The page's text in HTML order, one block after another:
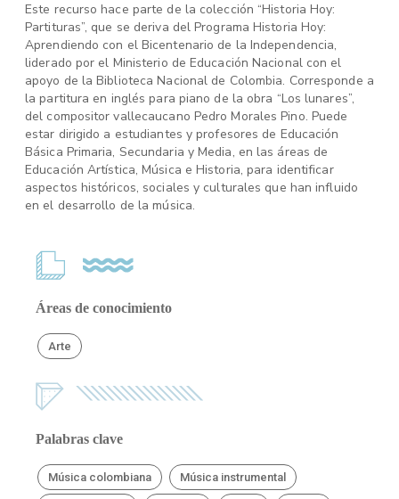
Este recurso hace parte de la colección “Historia Hoy:
Partituras”, que se deriva del Programa Historia Hoy:
Aprendiendo con el Bicentenario de la Independencia,
liderado por el Ministerio de Educación Nacional con el
apoyo de la Biblioteca Nacional de Colombia. Corresponde a
la partitura en inglés para piano de la obra “Los lunares”,
del compositor vallecaucano Pedro Morales Pino. Puede
estar dirigido a estudiantes y profesores de Educación
Básica Primaria, Secundaria y Media, en las áreas de
Educación Artística, Música e Historia, para identificar
aspectos históricos, sociales y culturales que han influido
en el desarrollo de la música.
Áreas de conocimiento
Arte
Palabras clave
Música colombiana Música instrumental